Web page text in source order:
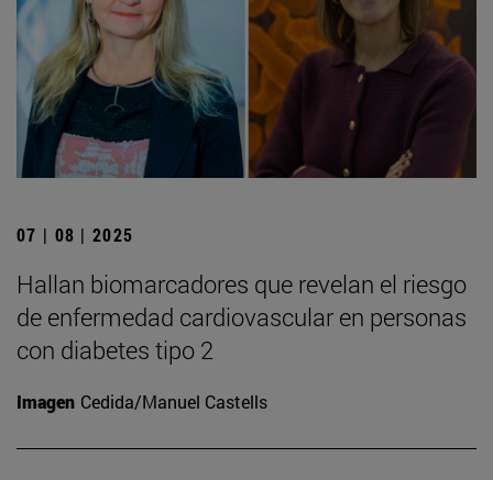
07 | 08 | 2025
Hallan biomarcadores que revelan el riesgo
de enfermedad cardiovascular en personas
con diabetes tipo 2
Imagen Cedida/Manuel Castells